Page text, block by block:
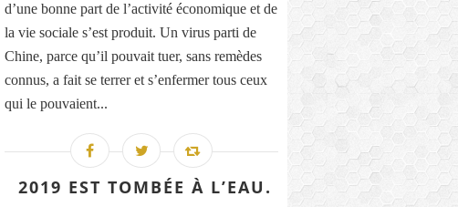
d’une bonne part de l’activité économique et de
la vie sociale s’est produit. Un virus parti de
Chine, parce qu’il pouvait tuer, sans remèdes
connus, a fait se terrer et s’enfermer tous ceux
qui le pouvaient...
2019 EST TOMBÉE À L’EAU.